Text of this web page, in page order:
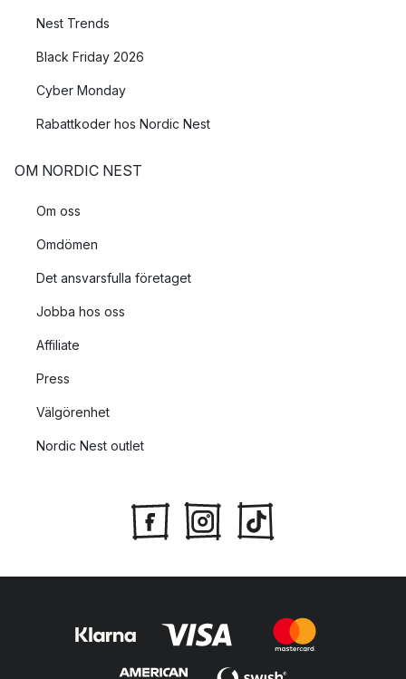
Nest Trends
Black Friday 2026
Cyber Monday
Rabattkoder hos Nordic Nest
OM NORDIC NEST
Om oss
Omdömen
Det ansvarsfulla företaget
Jobba hos oss
Affiliate
Press
Välgörenhet
Nordic Nest outlet